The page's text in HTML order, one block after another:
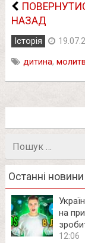
НАЗАД
Історія
дитина,
Останні новини
на
12:06